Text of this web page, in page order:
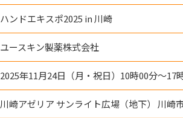
ハンドエキスポ2025 in 川崎
ユースキン製薬株式会社
2025年11月24日（月・祝日）10時00分～17
川崎アゼリア サンライト広場（地下） 川崎